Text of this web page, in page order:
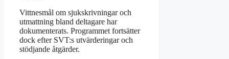
Vittnesmål om sjukskrivningar och
utmattning bland deltagare har
dokumenterats. Programmet fortsätter
dock efter SVT:s utvärderingar och
stödjande åtgärder.